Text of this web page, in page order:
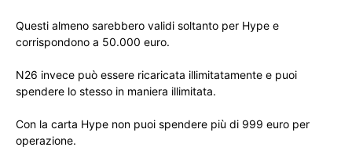
Questi almeno sarebbero validi soltanto per Hype e
corrispondono a 50.000 euro.
N26 invece può essere ricaricata illimitatamente e puoi
spendere lo stesso in maniera illimitata.
Con la carta Hype non puoi spendere più di 999 euro per
operazione.